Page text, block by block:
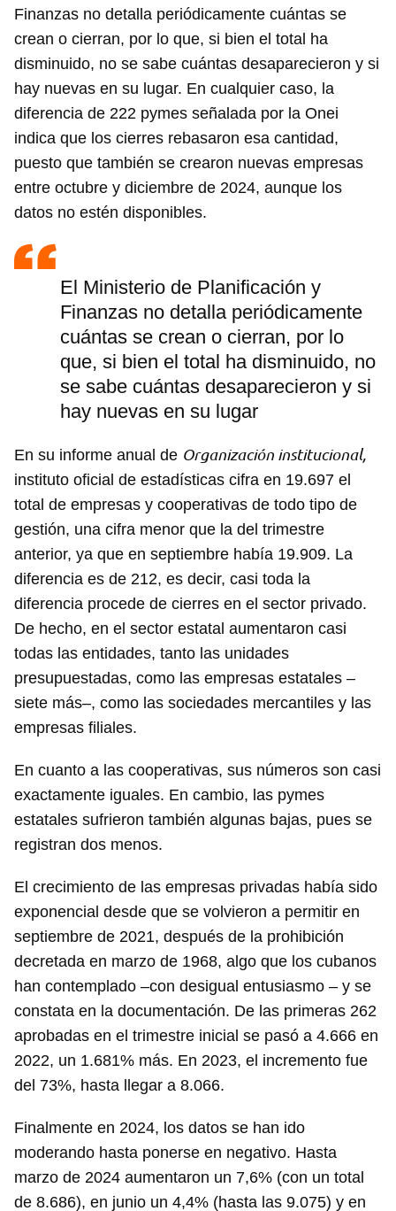
Finanzas no detalla periódicamente cuántas se
crean o cierran, por lo que, si bien el total ha
disminuido, no se sabe cuántas desaparecieron y si
hay nuevas en su lugar. En cualquier caso, la
diferencia de 222 pymes señalada por la Onei
indica que los cierres rebasaron esa cantidad,
puesto que también se crearon nuevas empresas
entre octubre y diciembre de 2024, aunque los
datos no estén disponibles.
El Ministerio de Planificación y
Finanzas no detalla periódicamente
cuántas se crean o cierran, por lo
que, si bien el total ha disminuido, no
se sabe cuántas desaparecieron y si
hay nuevas en su lugar
En su informe anual de Organización institucional,
instituto oficial de estadísticas cifra en 19.697 el
total de empresas y cooperativas de todo tipo de
gestión, una cifra menor que la del trimestre
anterior, ya que en septiembre había 19.909. La
diferencia es de 212, es decir, casi toda la
diferencia procede de cierres en el sector privado.
De hecho, en el sector estatal aumentaron casi
todas las entidades, tanto las unidades
presupuestadas, como las empresas estatales –
siete más–, como las sociedades mercantiles y las
empresas filiales.
En cuanto a las cooperativas, sus números son casi
exactamente iguales. En cambio, las pymes
estatales sufrieron también algunas bajas, pues se
registran dos menos.
El crecimiento de las empresas privadas había sido
exponencial desde que se volvieron a permitir en
septiembre de 2021, después de la prohibición
decretada en marzo de 1968, algo que los cubanos
han contemplado –con desigual entusiasmo – y se
constata en la documentación. De las primeras 262
aprobadas en el trimestre inicial se pasó a 4.666 en
2022, un 1.681% más. En 2023, el incremento fue
del 73%, hasta llegar a 8.066.
Finalmente en 2024, los datos se han ido
moderando hasta ponerse en negativo. Hasta
marzo de 2024 aumentaron un 7,6% (con un total
de 8.686), en junio un 4,4% (hasta las 9.075) y en